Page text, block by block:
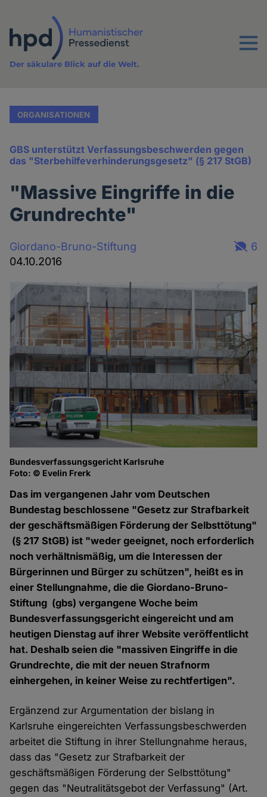
Inhalt
Menu
Der säkulare Blick auf die Welt.
ORGANISATIONEN
GBS unterstützt Verfassungsbeschwerden gegen
das "Sterbehilfeverhinderungsgesetz" (§ 217 StGB)
"Massive Eingriffe in die
Grundrechte"
Giordano-Bruno-Stiftung
04.10.2016
6
Bundesverfassungsgericht Karlsruhe
Foto: © Evelin Frerk
Das im vergangenen Jahr vom Deutschen
Bundestag beschlossene "Gesetz zur Strafbarkeit
der geschäftsmäßigen Förderung der Selbsttötung"
(§ 217 StGB) ist "weder geeignet, noch erforderlich
noch verhältnismäßig, um die Interessen der
Bürgerinnen und Bürger zu schützen", heißt es in
einer Stellungnahme, die die Giordano-Bruno-
Stiftung (gbs) vergangene Woche beim
Bundesverfassungsgericht eingereicht und am
heutigen Dienstag auf ihrer Website veröffentlicht
hat. Deshalb seien die "massiven Eingriffe in die
Grundrechte, die mit der neuen Strafnorm
einhergehen, in keiner Weise zu rechtfertigen".
Ergänzend zur Argumentation der bislang in
Karlsruhe eingereichten Verfassungsbeschwerden
arbeitet die Stiftung in ihrer Stellungnahme heraus,
dass das "Gesetz zur Strafbarkeit der
geschäftsmäßigen Förderung der Selbsttötung"
gegen das "Neutralitätsgebot der Verfassung" (Art.